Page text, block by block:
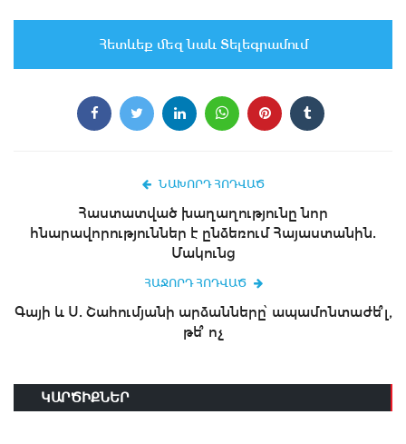
Հետևեք մեզ նաև Տելեգրամում
ՆԱԽՈՐԴ ՀՈԴՎԱԾ
Հաստատված խաղաղությունը նոր
հնարավորություններ է ընձեռում Հայաստանին.
Մակունց
ՀԱՋՈՐԴ ՀՈԴՎԱԾ
Գայի և Ս. Շահումյանի արձանները՝ ապամոնտաժե՞լ,
թե՞ ոչ
ԿԱՐԾԻՔՆԵՐ